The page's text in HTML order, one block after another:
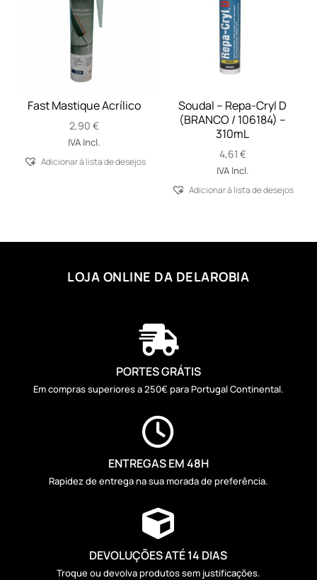
Fast Mastique Acrílico
2,90€
IVA Incl.
Adicionar á lista de desejos
Soudal – Repa-Cryl D
(BRANCO / 106184) –
310mL
4,61 €
IVA Incl.
Adicionar á lista de desejos
LOJA ONLINE DA DELAROBIA

PORTES GRÁTIS
Em compras superiores a 250€ para Portugal Continental.

ENTREGAS EM 48H
Rapidez de entrega na sua morada de preferência.

DEVOLUÇÕES ATÉ 14 DIAS
Troque ou devolva produtos sem justificações.